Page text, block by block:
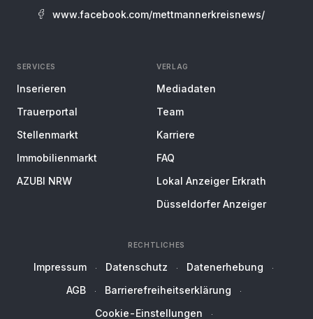
www.facebook.com/mettmannerkreisnews/
SERVICES
Inserieren
Trauerportal
Stellenmarkt
Immobilienmarkt
AZUBI NRW
VERLAG
Mediadaten
Team
Karriere
FAQ
Lokal Anzeiger Erkrath
Düsseldorfer Anzeiger
RECHTLICHES
Impressum Datenschutz
Datenerhebung
AGB
Barrierefreiheitserklärung
Cookie-Einstellungen